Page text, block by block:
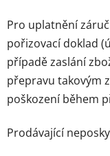
Pro uplatnění
pořizovací doklad
případě zaslání
přepravu takovým
poškození během
Prodávající